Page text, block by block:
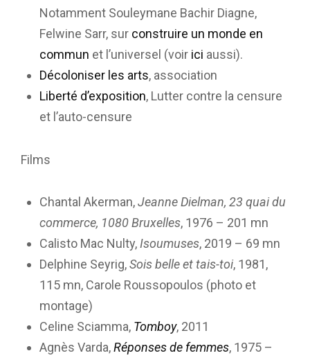
Notamment Souleymane Bachir Diagne,
Felwine Sarr, sur construire un monde en
commun et l’universel (voir ici aussi).
Décoloniser les arts, association
Liberté d’exposition, Lutter contre la censure
et l’auto-censure
Films
Chantal Akerman,Jeanne Dielman, 23 quai du
commerce, 1080 Bruxelles, 1976 – 201 mn
Calisto Mac Nulty, Isoumuses, 2019 – 69 mn
Delphine Seyrig,Sois belle et tais-toi, 1981,
115 mn, Carole Roussopoulos (photo et
montage)
Celine Sciamma, Tomboy, 2011
Agnès Varda,Réponses de femmes, 1975 –